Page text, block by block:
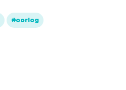
oorlog